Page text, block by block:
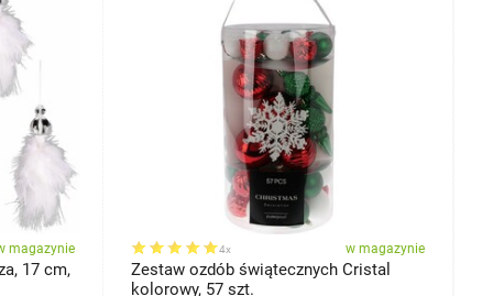
magazynie
17 cm,
4x w magazynie
Zestaw ozdób świątecznych Cristal
kolorowy, 57 szt.